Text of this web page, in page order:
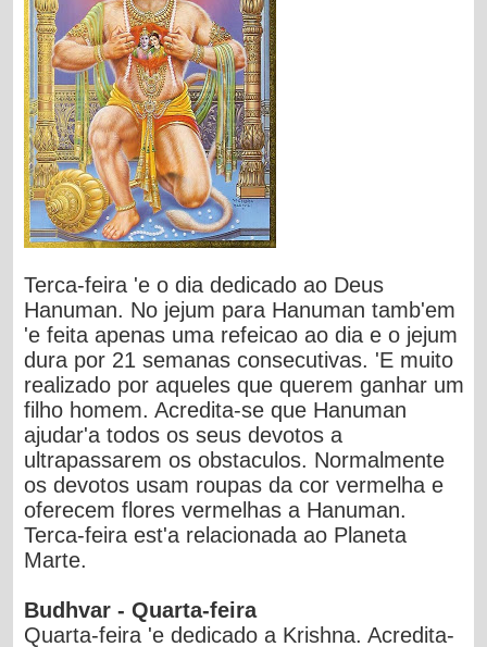
Terca-feira 'e o dia dedicado ao Deus
Hanuman. No jejum para Hanuman tamb'em
'e feita apenas uma refeicao ao dia e o jejum
dura por 21 semanas consecutivas. 'E muito
realizado por aqueles que querem ganhar um
filho homem. Acredita-se que Hanuman
ajudar'a todos os seus devotos a
ultrapassarem os obstaculos. Normalmente
os devotos usam roupas da cor vermelha e
oferecem flores vermelhas a Hanuman.
Terca-feira est'a relacionada ao Planeta
Marte.
Budhvar - Quarta-feira
Quarta-feira 'e dedicado a Krishna. Acredita-